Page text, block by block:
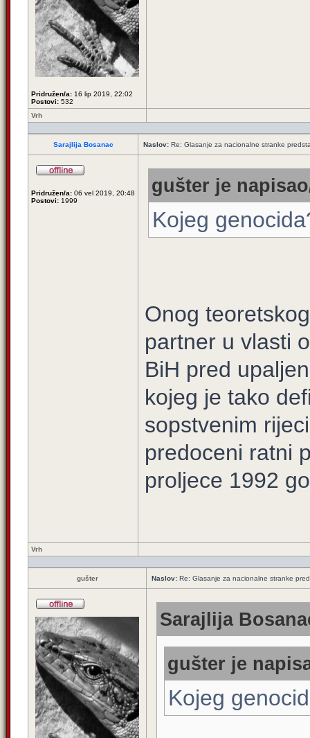
Pridružen/a: 16 lip 2019, 22:02
Postovi: 532
Vrh
Sarajlija Bosanac Naslov: Re: Glasanje za nacionalne stranke
Pridružen/a: 06 vel 2019, 20:48
Postovi: 1999
gušter je
Kojeg
Onog
partner u vlasti
BiH pred
kojeg je tako
sopstvenim
predoceni ratni
proljece 1992
Vrh
gušter Naslov: Re: Glasanje za nacionalne stranke
Sarajlija
gušter je
Kojeg